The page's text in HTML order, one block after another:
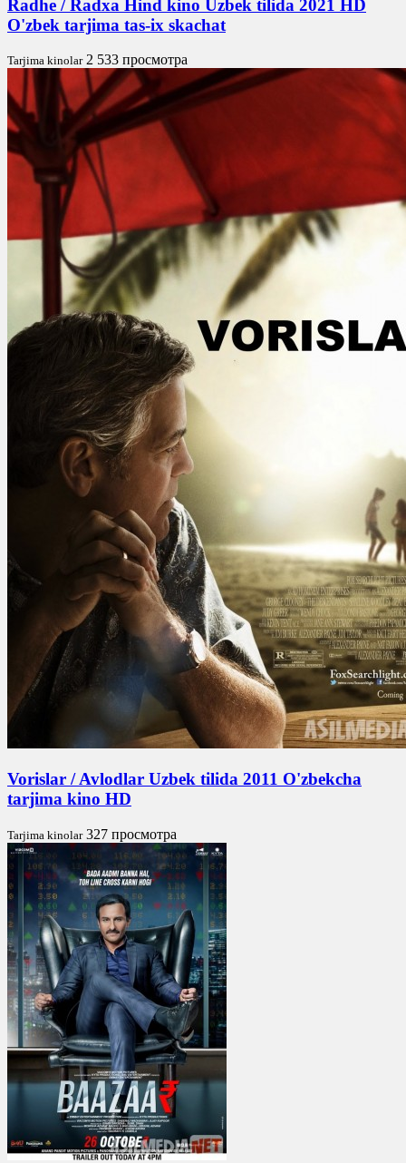
Radhe / Radxa Hind kino Uzbek tilida 2021 HD
O'zbek tarjima tas-ix skachat
Tarjima kinolar 2 533 просмотра
Vorislar / Avlodlar Uzbek tilida 2011 O'zbekcha
tarjima kino HD
Tarjima kinolar 327 просмотра